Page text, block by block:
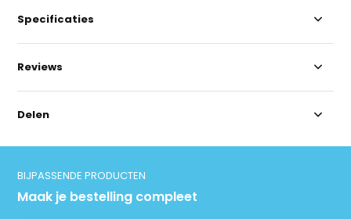
Specificaties
Reviews
Delen
BIJPASSENDE PRODUCTEN
Maak je bestelling compleet